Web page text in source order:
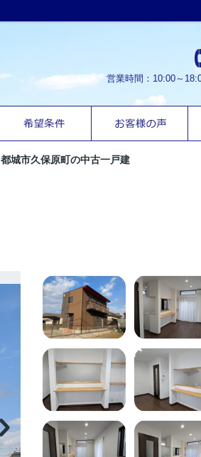
営業時間：10:00～
都城市久保原町の中古一戸建